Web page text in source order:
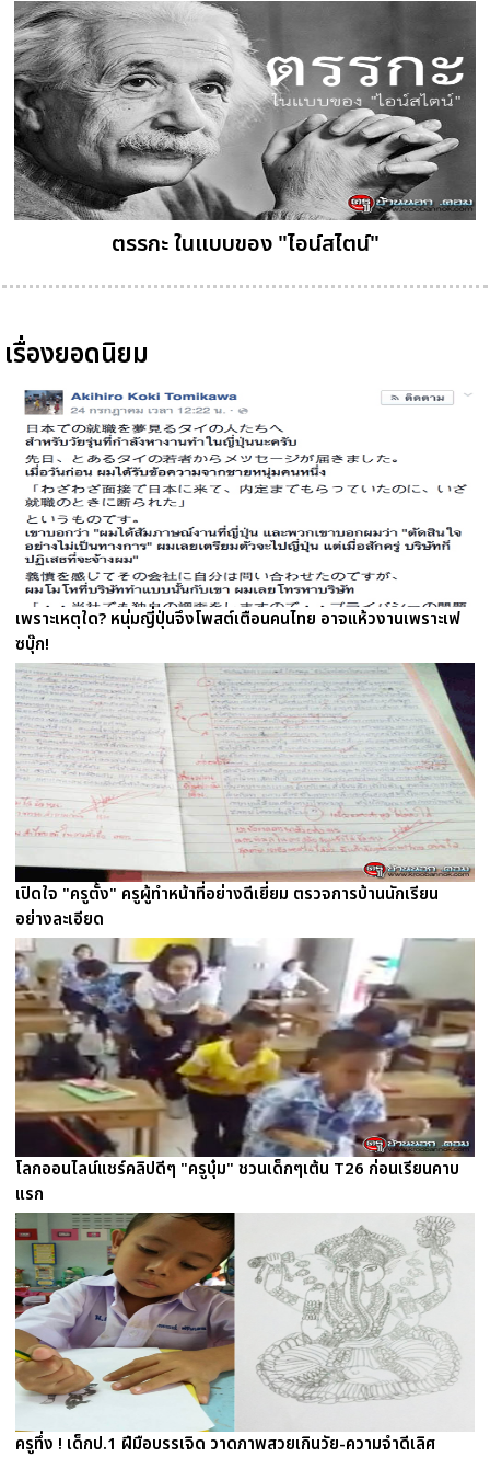
ตรรกะ ในแบบของ "ไอน์สไตน์"
เรื่องยอดนิยม
เพราะเหตุใด? หนุ่มญี่ปุ่นจึงโพสต์เตือนคนไทย อาจแห้วงานเพราะเฟ
ซบุ๊ก!
เปิดใจ "ครูตั้ง" ครูผู้ทำหน้าที่อย่างดีเยี่ยม ตรวจการบ้านนักเรียน
อย่างละเอียด
โลกออนไลน์แชร์คลิปดีๆ "ครูบุ๋ม" ชวนเด็กๆเต้น T26 ก่อนเรียนคาบ
แรก
ครูทึ่ง ! เด็กป.1 ฝีมือบรรเจิด วาดภาพสวยเกินวัย-ความจำดีเลิศ